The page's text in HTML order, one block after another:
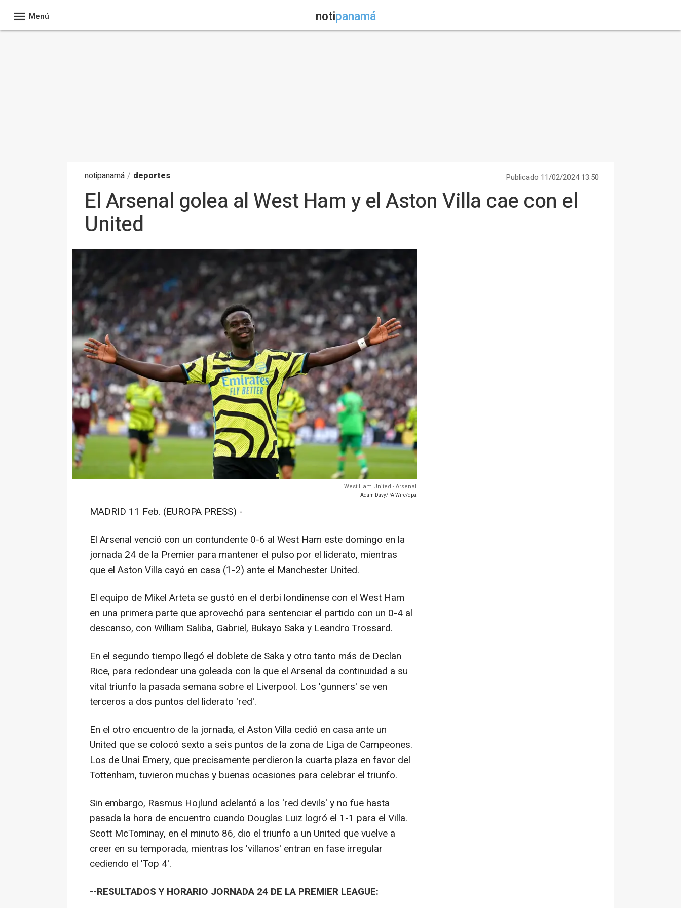
Menú notipanamá
notipanamá / deportes Publicado 11/02/2024 13:50
El Arsenal golea al West Ham y el Aston Villa cae con el
United
West Ham United - Arsenal
- Adam Davy/PA Wire/dpa
MADRID 11 Feb. (EUROPA PRESS) -
El Arsenal venció con un contundente 0-6 al West Ham este domingo en la
jornada 24 de la Premier para mantener el pulso por el liderato, mientras
que el Aston Villa cayó en casa (1-2) ante el Manchester United.
El equipo de Mikel Arteta se gustó en el derbi londinense con el West Ham
en una primera parte que aprovechó para sentenciar el partido con un 0-4 al
descanso, con William Saliba, Gabriel, Bukayo Saka y Leandro Trossard.
En el segundo tiempo llegó el doblete de Saka y otro tanto más de Declan
Rice, para redondear una goleada con la que el Arsenal da continuidad a su
vital triunfo la pasada semana sobre el Liverpool. Los 'gunners' se ven
terceros a dos puntos del liderato 'red'.
En el otro encuentro de la jornada, el Aston Villa cedió en casa ante un
United que se colocó sexto a seis puntos de la zona de Liga de Campeones.
Los de Unai Emery, que precisamente perdieron la cuarta plaza en favor del
Tottenham, tuvieron muchas y buenas ocasiones para celebrar el triunfo.
Sin embargo, Rasmus Hojlund adelantó a los 'red devils' y no fue hasta
pasada la hora de encuentro cuando Douglas Luiz logró el 1-1 para el Villa.
Scott McTominay, en el minuto 86, dio el triunfo a un United que vuelve a
creer en su temporada, mientras los 'villanos' entran en fase irregular
cediendo el 'Top 4'.
--RESULTADOS Y HORARIO JORNADA 24 DE LA PREMIER LEAGUE: